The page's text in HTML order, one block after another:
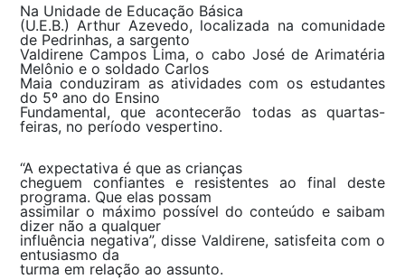
Na Unidade de Educação Básica
(U.E.B.) Arthur Azevedo, localizada na comunidade
de Pedrinhas, a sargento
Valdirene Campos Lima, o cabo José de Arimatéria
Melônio e o soldado Carlos
Maia conduziram as atividades com os estudantes
do 5º ano do Ensino
Fundamental, que acontecerão todas as quartas-
feiras, no período vespertino.
“A expectativa é que as crianças
cheguem confiantes e resistentes ao final deste
programa. Que elas possam
assimilar o máximo possível do conteúdo e saibam
dizer não a qualquer
influência negativa”, disse Valdirene, satisfeita com o
entusiasmo da
turma em relação ao assunto.